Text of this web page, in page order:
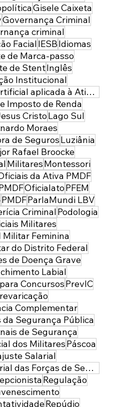
Gisele Caixeta
Governança Criminal
criminal
FacialIESBIdiomas
de Marca-passo
de StentInglês
Institucional
Inteligência Artificial aplicada à Atividade Policial
Imposto de Renda
CristoLago Sul
Moraes
de SegurosLuziânia
Rafael Broocke
MilitaresMontessori
da Ativa PMDF
OficialatoPFEM
PMDFParlaMundi LBV
CriminalPodologia
Militares
Militar Feminina
do Distrito Federal
de Doença Grave
Labial
ConcursosPrevIC
Complementar
da Segurança Pública
de Segurança
dos MilitaresPáscoa
Salarial
Reajuste Salarial das Forças de Segurança do Distrito Federal
Regulação
Repúdio